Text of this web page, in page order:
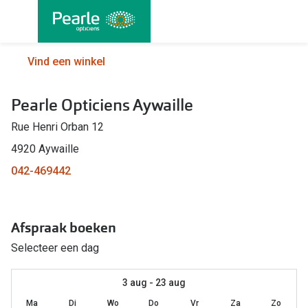
Alle brillen
Herenbrillen
Kinderbrillen
Soorten brillen
Multifocale bril
Blauw-violet licht filter bril
Kant en klare leesbrillen
Vind een winkel
Pearle Opticiens Aywaille
Rue Henri Orban 12
4920 Aywaille
042-469442
Afspraak boeken
Selecteer een dag
3 aug - 23 aug
Ma Di Wo Do Vr Za Zo